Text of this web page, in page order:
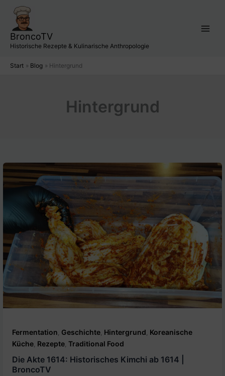
Inhalt
springen
BroncoTV
Historische Rezepte & Kulinarische Anthropologie
Start Blog Hintergrund
Hintergrund
Fermentation, Geschichte, Hintergrund, Koreanische
Küche, Rezepte,Traditional Food
Die Akte 1614: Historisches Kimchi ab 1614 |
BroncoTV